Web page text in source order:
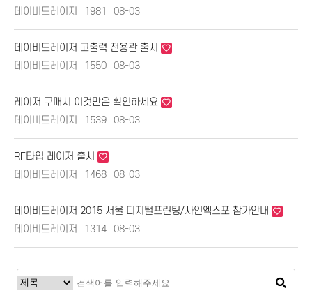
데이비드레이저
1981 08-03
데이비드레이저 고출력 전용관 출시
데이비드레이저
1550 08-03
레이저 구매시 이것만은 확인하세요
데이비드레이저
1539 08-03
RF타입 레이저 출시
데이비드레이저
1468 08-03
데이비드레이저 2015 서울 디지털프린팅/사인엑스포 참가안내
데이비드레이저
1314 08-03